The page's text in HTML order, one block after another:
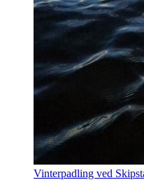
Vinterpadling ved